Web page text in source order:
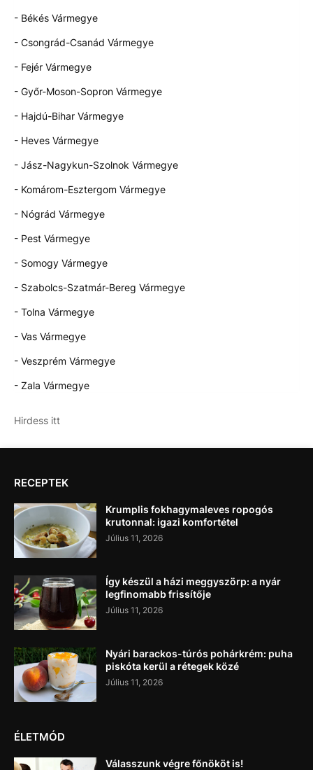
- Békés Vármegye
- Csongrád-Csanád Vármegye
- Fejér Vármegye
- Győr-Moson-Sopron Vármegye
- Hajdú-Bihar Vármegye
- Heves Vármegye
- Jász-Nagykun-Szolnok Vármegye
- Komárom-Esztergom Vármegye
- Nógrád Vármegye
- Pest Vármegye
- Somogy Vármegye
- Szabolcs-Szatmár-Bereg Vármegye
- Tolna Vármegye
- Vas Vármegye
- Veszprém Vármegye
- Zala Vármegye
Hirdess itt
RECEPTEK
Krumplis fokhagymaleves ropogós
krutonnal: igazi komfortétel
Július 11, 2026
Így készül a házi meggyszörp: a nyár
legfinomabb frissítője
Július 11, 2026
Nyári barackos-túrós pohárkrém: puha
piskóta kerül a rétegek közé
Július 11, 2026
ÉLETMÓD
Válasszunk végre főnököt is!